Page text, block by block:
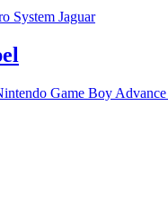
System Jaguar
Game Boy Advance